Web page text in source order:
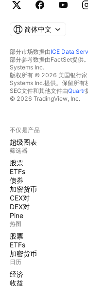
简体中文
部分市场数据由ICE Data
部分参考数据由FactSet提
Systems Inc.
版权所有 © 2026 美国银行
Systems Inc.提供。保留所有
SEC文件和其他文件由Quartr
© 2026 TradingView, Inc.
不仅是产品
超级图表
筛选器
股票
ETFs
债券
加密货币
CEX对
DEX对
Pine
热图
股票
ETFs
加密货币
日历
经济
收益